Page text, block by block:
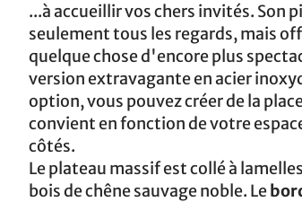
...à accueillir vos chers invités.
seulement tous les regards, mais
quelque chose d'encore plus
version extravagante en acier
option, vous pouvez créer de la
convient en fonction de votre
côtés.
Le plateau massif est collé à
bois de chêne sauvage noble. Le